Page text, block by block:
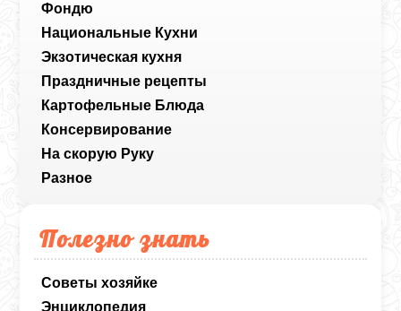
Фондю
Национальные Кухни
Экзотическая кухня
Праздничные рецепты
Картофельные Блюда
Консервирование
На скорую Руку
Разное
Полезно знать
Советы хозяйке
Энциклопедия